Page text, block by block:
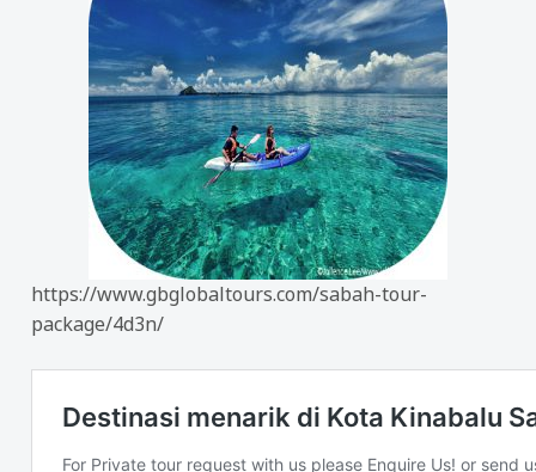
https://www.gbglobaltours.com/sabah-tour-
package/4d3n/